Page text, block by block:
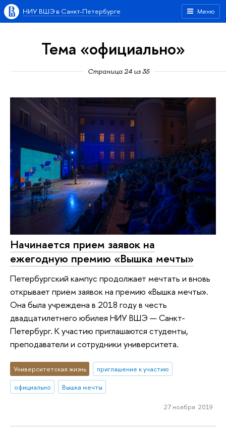
Меню
НИУ ВШЭ в Санкт-Петербурге
Тема «официально»
Страница 24 из 35
Начинается прием заявок на
ежегодную премию «Вышка мечты»
Петербургский кампус продолжает мечтать и вновь
открывает прием заявок на премию «Вышка мечты».
Она была учреждена в 2018 году в честь
двадцатилетнего юбилея НИУ ВШЭ — Санкт-
Петербург. К участию приглашаются студенты,
преподаватели и сотрудники университета.
Университетская жизнь
приглашение к участию
официально
Вышка мечты
27 ноября 2019